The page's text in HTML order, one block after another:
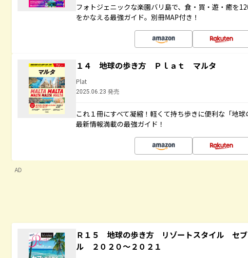
フォトジェニックな楽園バリ島で、食・買・遊・癒を
をかなえる最強ガイド。別冊MAP付き！
１４ 地球の歩き方 Ｐｌａｔ マルタ
Plat
2025.06.23 発売
これ１冊にすべて凝縮！軽くて持ち歩きに便利な「地
最新情報満載の最強ガイド！
AD
Ｒ１５ 地球の歩き方 リゾートスタイル セ
ル ２０２０～２０２１